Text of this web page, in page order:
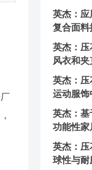
英杰：应
复合面料
英杰：压
风衣和
英杰：压
运动服饰
英杰：基
功能性家
英杰：压
球性与耐